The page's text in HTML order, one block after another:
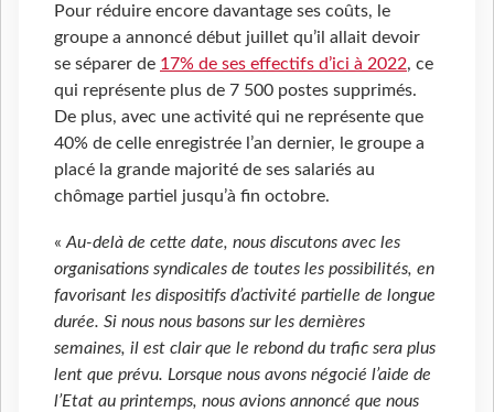
Pour réduire encore davantage ses coûts, le
groupe a annoncé début juillet qu’il allait devoir
se séparer de 17% de ses effectifs d’ici à 2022, ce
qui représente plus de 7 500 postes supprimés.
De plus, avec une activité qui ne représente que
40% de celle enregistrée l’an dernier, le groupe a
placé la grande majorité de ses salariés au
chômage partiel jusqu’à fin octobre.
« Au-delà de cette date, nous discutons avec les
organisations syndicales de toutes les possibilités, en
favorisant les dispositifs d’activité partielle de longue
durée. Si nous nous basons sur les dernières
semaines, il est clair que le rebond du trafic sera plus
lent que prévu. Lorsque nous avons négocié l’aide de
l’Etat au printemps, nous avions annoncé que nous